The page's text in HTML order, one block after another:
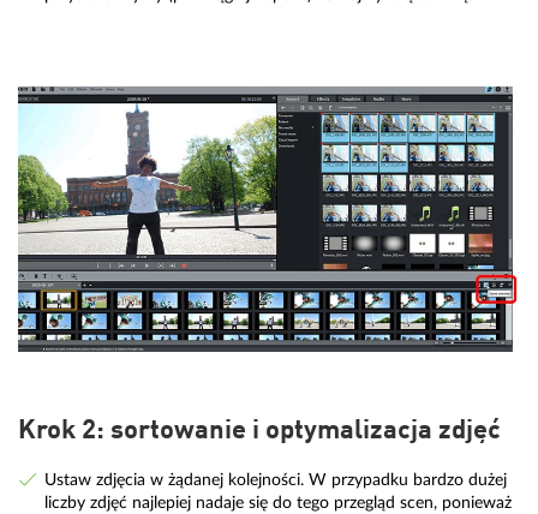
Krok 2: sortowanie i optymalizacja zdjęć
Ustaw zdjęcia w żądanej kolejności. W przypadku bardzo dużej
liczby zdjęć najlepiej nadaje się do tego przegląd scen, ponieważ